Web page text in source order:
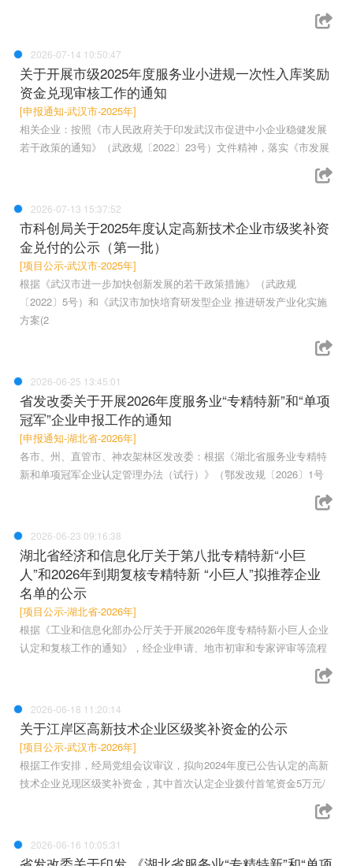
2026-07-14 10:50:47
关于开展市级2025年度服务业小进规一次性入库奖励
资金兑现审核工作的通知
[申报通知-武汉市-2025年]
相关企业：按照《市人民政府关于印发武汉市促进中小企业稳健发展
若干政策的通知》（武政规〔2022〕23号）文件精神，落实《市发展
2026-07-13 15:37:52
市科创局关于2025年度认定高新技术企业市级奖补资
金兑付的公示（第一批）
[项目公示-武汉市-2025年]
根据《武汉市进一步加快创新发展的若干政策措施》（武政规
〔2022〕5号）和《武汉市加快培育研发型企业 推进研发产业化实施
方案(2
2026-06-25 13:45:01
省发改委关于开展2026年度服务业“专精特新”和“单项
冠军”企业申报工作的通知
[申报通知-湖北省-2026年]
各市、州、直管市、神农架林区发改委：根据《湖北省服务业专精特
新和单项冠军企业认定管理办法（试行）》（鄂发改规〔2026〕1号
2026-06-23 09:16:38
湖北省经济和信息化厅关于第八批专精特新“小巨
人”和2026年到期复核专精特新 “小巨人”拟推荐企业
名单的公示
[项目公示-湖北省-2026年]
根据《工业和信息化部办公厅关于开展2026年度专精特新小巨人企业
认定和复核工作的通知》，经企业申请、地市初审和专家评审等流程
2026-06-18 11:20:14
关于江岸区高新技术企业区级奖补资金的公示
[项目公示-武汉市-2026年]
根据工作安排，经局党组会议审议，拟向2024年度已公告认定的高新
技术企业兑现区级奖补资金，其中首次认定企业拨付首笔资金5万元/
2026-06-16 10:05:31